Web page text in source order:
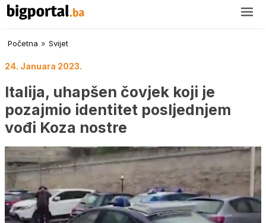
Početna » Svijet
24. Januara 2023.
Italija, uhapšen čovjek koji je
pozajmio identitet posljednjem
vođi Koza nostre